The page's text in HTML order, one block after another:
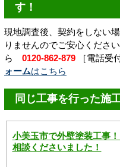
す！
現地調査後、契約をしない
りませんのでご安心くださ
ら
0120-862-879 ［電話受
ォームはこちら
同じ工事を行った施
小美玉市で外壁塗装工事
相談くださいました！